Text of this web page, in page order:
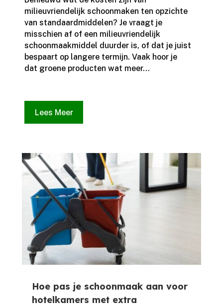
milieuvriendelijk schoonmaken ten opzichte
van standaardmiddelen? Je vraagt je
misschien af of een milieuvriendelijk
schoonmaakmiddel duurder is, of dat je juist
bespaart op langere termijn.​ Vaak hoor je
dat groene producten wat meer...
Lees Meer
Hoe pas je schoonmaak aan voor
hotelkamers met extra